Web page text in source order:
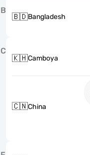
B
🇧🇩Bangladesh
C
🇰🇭Camboya
🇨🇳China